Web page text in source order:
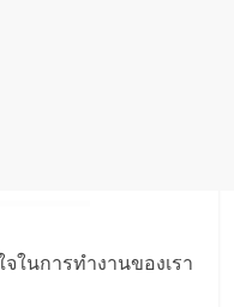
ในการทำงานของเรา